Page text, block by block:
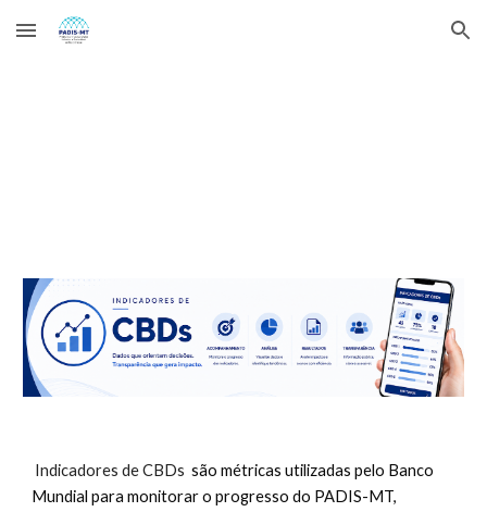
Skip to main content Skip to navigation
Indicadores de CBDssão métricas utilizadas pelo Banco
Mundial para monitorar o progresso do PADIS-MT,